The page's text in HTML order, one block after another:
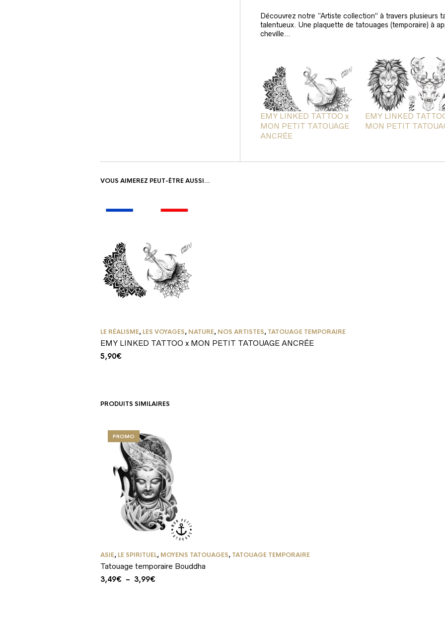
Découvrez notre “Artiste collection” à travers plusieurs
talentueux. Une plaquette de tatouages (temporaire) à
cheville…
EMY LINKED TATTOO x
MON PETIT TATOUAGE
ANCRÉE
EMY LINKED
MON PETIT
VOUS AIMEREZ PEUT-ÊTRE AUSSI…
LE RÉALISME, LES VOYAGES, NATURE, NOS ARTISTES, TATOUAGE TEMPORAIRE
EMY LINKED TATTOO x MON PETIT TATOUAGE ANCRÉE
5,90€
PRODUITS SIMILAIRES
PROMO
ASIE, LE SPIRITUEL, MOYENS TATOUAGES, TATOUAGE TEMPORAIRE
Tatouage temporaire Bouddha
3,49€ – 3,99€Plage